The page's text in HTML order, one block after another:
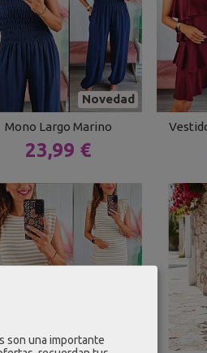
Novedad
Mono Largo Marino
23,99 €
Novedad
son una importante